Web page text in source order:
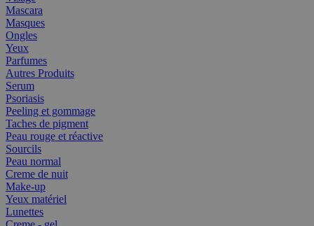
Mascara
Masques
Ongles
Yeux
Parfumes
Autres Produits
Serum
Psoriasis
Peeling et gommage
Taches de pigment
Peau rouge et réactive
Sourcils
Peau normal
Creme de nuit
Make-up
Yeux matériel
Lunettes